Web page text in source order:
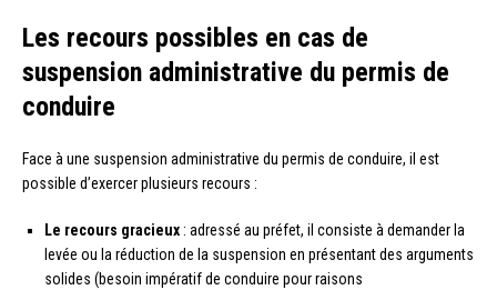
Les recours possibles en cas de
suspension administrative du permis de
conduire
Face à une suspension administrative du permis de conduire, il est
possible d’exercer plusieurs recours :
Le recours gracieux : adressé au préfet, il consiste à demander la
levée ou la réduction de la suspension en présentant des arguments
solides (besoin impératif de conduire pour raisons